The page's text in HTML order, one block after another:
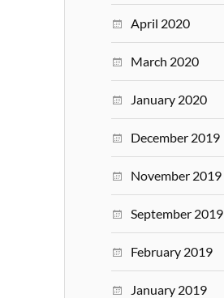
April 2020
March 2020
January 2020
December 2019
November 2019
September 2019
February 2019
January 2019